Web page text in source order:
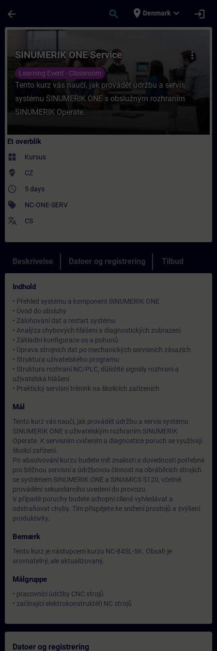
arrow_back search place Denmark expand_more login
Rute - SINUMERIK ONE Service -
more_vert
SINUMERIK ONE Service
Learning Event - Classroom
Tento kurz vás naučí, jak provádět údržbu a servis
systému SINUMERIK ONE s obslužným rozhraním
SINUMERIK Operate.
Et overblik
widgets Kursus
where_to_vote CZ
access_time 5 days
sell NC-ONE-SERV
translate CS
Beskrivelse Datoer og registrering Tilbud
Indhold
• Přehled systému a komponent SINUMERIK ONE
• Úvod do obsluhy
• Zálohování dat a restart systému
• Analýza chybových hlášení a diagnostických zobrazení
• Základní konfigurace os a pohonů
• Úprava strojních dat po mechanických servisních zásazích
• Struktura uživatelského programu
• Struktura rozhraní NC/PLC, důležité signály rozhraní a
uživatelská hlášení
• Praktický servisní trénink na školicích zařízeních
Mål
Tento kurz vás naučí, jak provádět údržbu a servis systému
SINUMERIK ONE s uživatelským rozhraním SINUMERIK
Operate. K servisním cvičením a diagnostice poruch se využívají
školicí zařízení.
Po absolvování kurzu budete mít znalosti a dovednosti potřebné
pro běžnou servisní a údržbovou činnost na obráběcích strojích
se systémem SINUMERIK ONE a SINAMICS S120, včetně
provádění sekundárního uvedení do provozu.
V případě poruchy budete schopni cíleně vyhledávat a
odstraňovat chyby. Tím přispějete ke snížení prostojů a zvýšení
produktivity.
Bemærk
Tento kurz je nástupcem kurzu NC-84SL-SK. Obsah je
srovnatelný, ale aktualizovaný.
Målgruppe
• pracovníci údržby CNC strojů
• začínající elektrokonstruktéři NC strojů
Datoer og registrering